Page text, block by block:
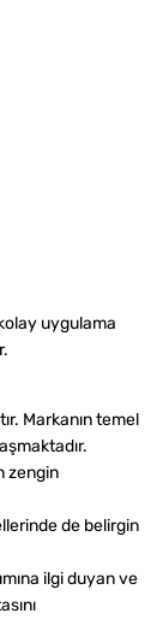
uygulama
Markanın temel
zengin
de belirgin
ilgi duyan ve